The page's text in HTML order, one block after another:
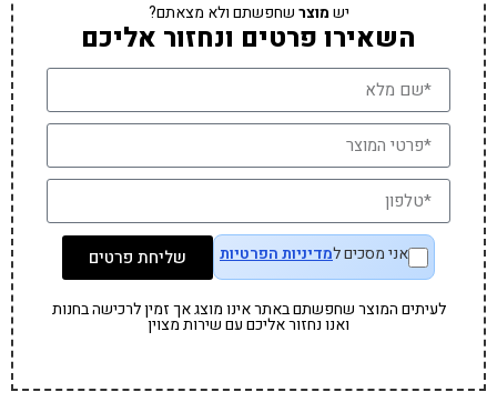
ישמוצרשחפשתם ולא מצאתם?
השאירו פרטים ונחזור אליכם
אני מסכים למדיניות הפרטיות שליחת פרטים
לעיתים המוצר שחפשתם באתר אינו מוצג אך זמין לרכישה בחנות
ואנו נחזור אליכם עם שירות מצוין